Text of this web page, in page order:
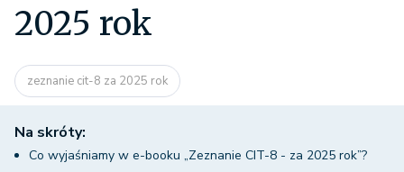
2025 rok
zeznanie cit-8 za 2025 rok
Na skróty:
Co wyjaśniamy w e-booku „Zeznanie CIT-8 - za 2025 rok”?